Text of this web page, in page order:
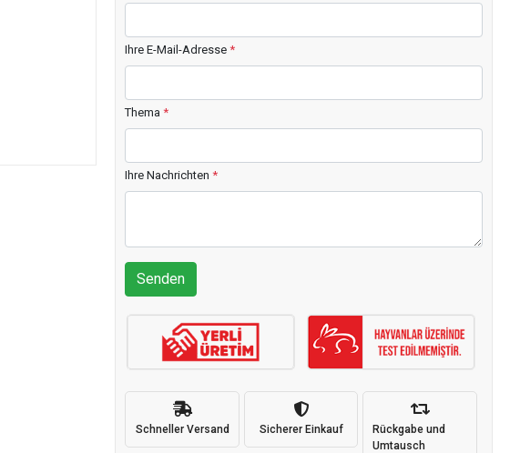
Ihre E-Mail-Adresse*
Thema*
Ihre Nachrichten*
Senden
Schneller Versand Sicherer Einkauf
Rückgabe und
Umtausch